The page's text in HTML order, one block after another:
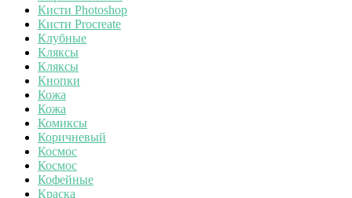
Кисти Photoshop
Кисти Procreate
Клубные
Кляксы
Кляксы
Кнопки
Кожа
Кожа
Комиксы
Коричневый
Космос
Космос
Кофейные
Краска